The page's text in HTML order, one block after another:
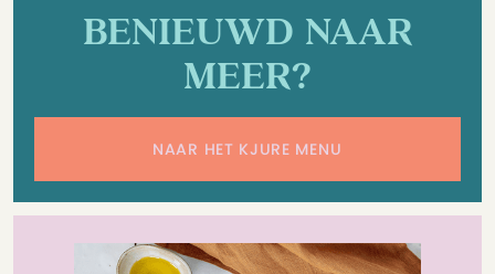
BENIEUWD NAAR
MEER?
NAAR HET KJURE MENU